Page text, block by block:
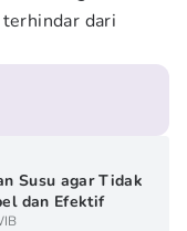
dari
Susu agar Tidak
dan Efektif